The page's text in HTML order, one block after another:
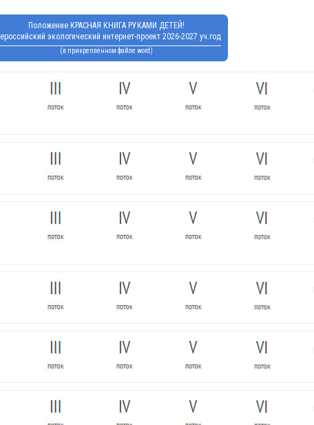
Положение КРАСНАЯ КНИГА РУКАМИ ДЕТЕЙ!
экологический интернет-проект 2026-2027 уч.год
(в прикреплённом файле word)